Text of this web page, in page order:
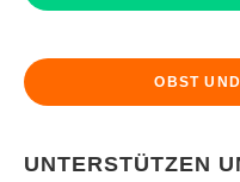
OBST
UNTERSTÜTZEN